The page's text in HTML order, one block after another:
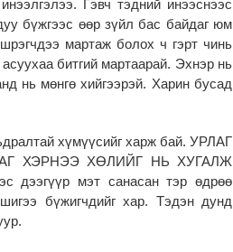
Гэвч тэдний инээснээс
бүжгээс өөр зүйл бас байдаг юм
мартаж болох ч гэрт чинь
битгий мартаарай. Эхнэр нь
нь мөнгө хийгээрэй. Харин бусад
хүмүүсийг харж бай. УРЛАГ
ХЭРНЭЭ ХӨЛИЙГ НЬ ХУГАЛЖ
дээгүүр мэт санасан тэр өдрөө
бүжигчдийг хар. Тэдэн дунд